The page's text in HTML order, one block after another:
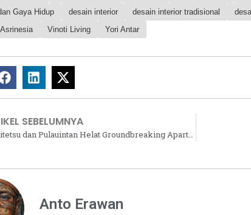
Gaya Hidup
desain interior desain interior tradisional
Vinoti Living Yori Antar
SEBELUMNYA
Nishitetsu dan Pulauintan Helat Groundbreaking Apartemen The Veranda
Anto Erawan